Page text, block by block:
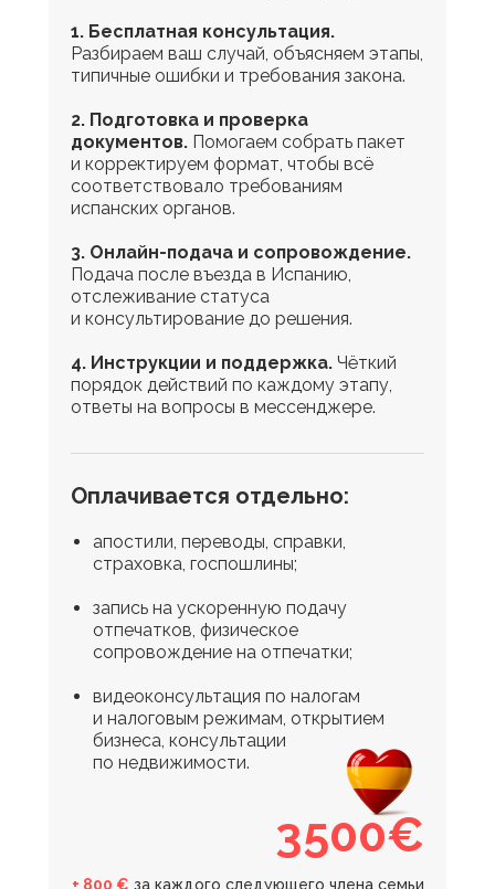
1. Бесплатная консультация.
Разбираем ваш случай, объясняем этапы,
типичные ошибки и требования закона.
2. Подготовка и проверка
документов. Помогаем собрать пакет
и корректируем формат, чтобы всё
соответствовало требованиям
испанских органов.
3. Онлайн-подача и сопровождение.
Подача после въезда в Испанию,
отслеживание статуса
и консультирование до решения.
4. Инструкции и поддержка. Чёткий
порядок действий по каждому этапу,
ответы на вопросы в мессенджере.
апостили, переводы, справки,
страховка, госпошлины;
запись на ускоренную подачу
отпечатков, физическое
сопровождение на отпечатки;
видеоконсультация по налогам
и налоговым режимам, открытием
бизнеса, консультации
по недвижимости.
Оплачивается отдельно:
3500€
+ 800 € за каждого следующего члена семьи